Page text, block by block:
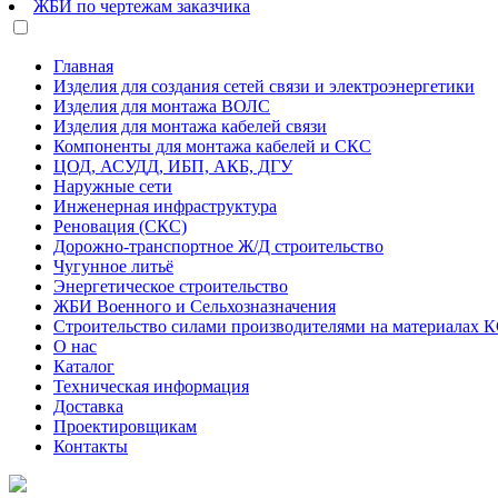
ЖБИ по чертежам заказчика
Главная
Изделия для создания сетей связи и электроэнергетики
Изделия для монтажа ВОЛС
Изделия для монтажа кабелей связи
Компоненты для монтажа кабелей и СКС
ЦОД, АСУДД, ИБП, АКБ, ДГУ
Наружные сети
Инженерная инфраструктура
Реновация (СКС)
Дорожно-транспортное Ж/Д строительство
Чугунное литьё
Энергетическое строительство
ЖБИ Военного и Сельхозназначения
Строительство силами производителями на материалах
О нас
Каталог
Техническая информация
Доставка
Проектировщикам
Контакты